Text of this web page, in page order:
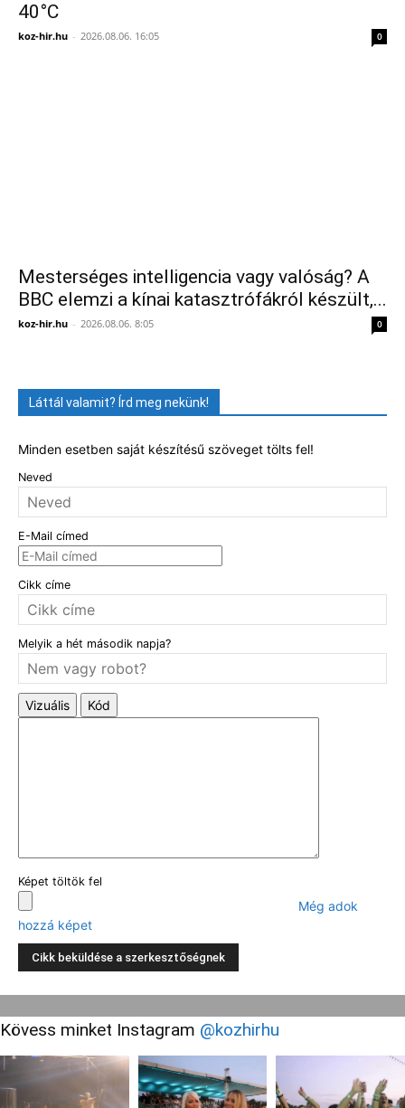
40°C
koz-hir.hu - 2026.08.06. 16:05 0
Mesterséges intelligencia vagy valóság? A
BBC elemzi a kínai katasztrófákról készült,...
koz-hir.hu - 2026.08.06. 8:05 0
Láttál valamit? Írd meg nekünk!
Minden esetben saját készítésű szöveget tölts fel!
Neved
E-Mail címed
Cikk címe
Melyik a hét második napja?
Vizuális Kód
Képet töltök fel
Még adok
hozzá képet
Kövess minket Instagram @kozhirhu